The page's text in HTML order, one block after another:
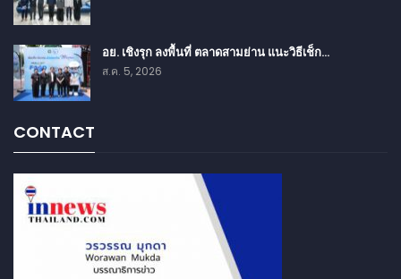
อย. เชิงรุก ลงพื้นที่ ตลาดสามย่าน แนะวิธีเช็ก…
ส.ค. 5, 2026
CONTACT